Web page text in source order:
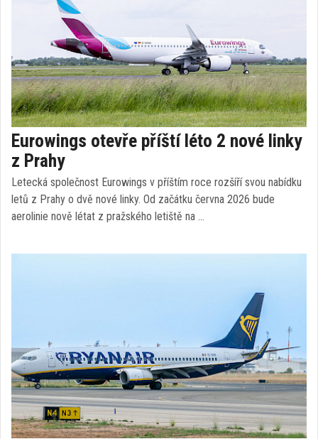
Eurowings otevře příští léto 2 nové linky
z Prahy
Letecká společnost Eurowings v příštím roce rozšíří svou nabídku
letů z Prahy o dvě nové linky. Od začátku června 2026 bude
aerolinie nově létat z pražského letiště na …